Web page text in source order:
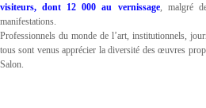
visiteurs, dont 12 000 au vernissage, malgré
manifestations.
Professionnels du monde de l’art, institutionnels,
tous sont venus apprécier la diversité des œuvres
Salon.